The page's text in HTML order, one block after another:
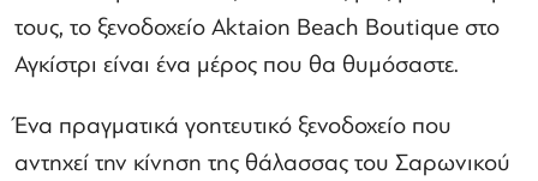
τους, το ξενοδοχείο Aktaion Beach Boutique στο
Αγκίστρι είναι ένα μέρος που θα θυμόσαστε.
Ένα πραγματικά γοητευτικό ξενοδοχείο που
αντηχεί την κίνηση της θάλασσας του Σαρωνικού